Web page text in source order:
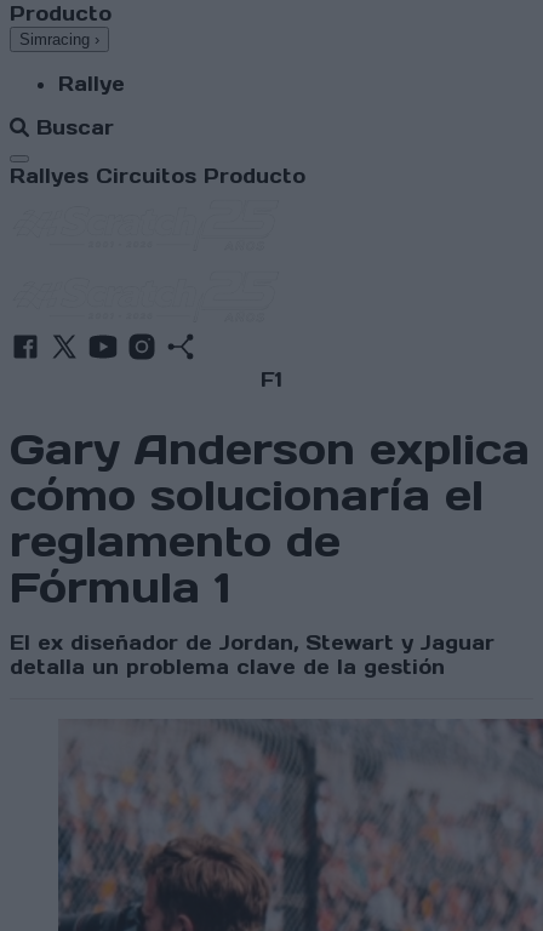
Producto
Simracing ›
Rallye
Buscar
Abrir menú
Rallyes Circuitos Producto
F1
Gary Anderson explica
cómo solucionaría el
reglamento de
Fórmula 1
El ex diseñador de Jordan, Stewart y Jaguar
detalla un problema clave de la gestión